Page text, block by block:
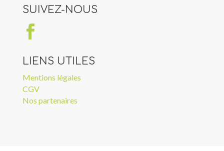
SUIVEZ-NOUS

LIENS UTILES
Mentions légales
CGV
Nos partenaires